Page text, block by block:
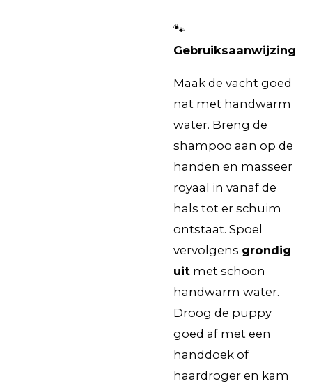
🐾
Gebruiksaanwijzing
Maak de vacht goed
nat met handwarm
water. Breng de
shampoo aan op de
handen en masseer
royaal in vanaf de
hals tot er schuim
ontstaat. Spoel
vervolgens grondig
uit met schoon
handwarm water.
Droog de puppy
goed af met een
handdoek of
haardroger en kam